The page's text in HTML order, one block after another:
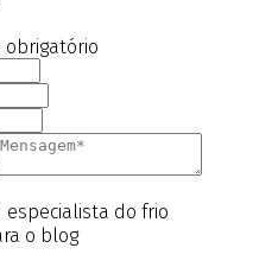
do frio
o blog